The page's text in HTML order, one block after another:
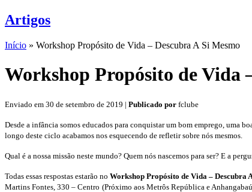
Artigos
Início » Workshop Propósito de Vida – Descubra A Si Mesmo
Workshop Propósito de Vida
Enviado em 30 de setembro de 2019 | Publicado por fclube
Desde a infância somos educados para conquistar um bom emprego, uma
longo deste ciclo acabamos nos esquecendo de refletir sobre nós mesmos.
Qual é a nossa missão neste mundo? Quem nós nascemos para ser? E a
Todas essas respostas estarão no Workshop Propósito de Vida – Descubra
Martins Fontes, 330 – Centro (Próximo aos Metrôs República e